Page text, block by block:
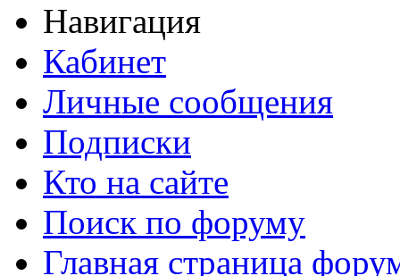
Навигация
Кабинет
Личные сообщения
Подписки
Кто на сайте
Поиск по форуму
Главная страница